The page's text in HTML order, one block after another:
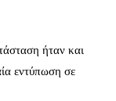
ήταν και
εντύπωση σε